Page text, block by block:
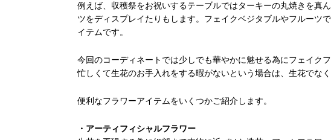
例えば、収穫祭をお祝いするテーブルではターキーの丸焼きを真
ツをディスプレイたりもします。フェイクベジタブルやフルーツ
イテムです。
今回のコーディネートでは少しでも華やかに魅せる為にフェイクフ
忙しくて生花のお手入れをする暇がないという場合は、生花でなく
便利なフラワーアイテムをいくつかご紹介します。
・アーティフィシャルフラワー